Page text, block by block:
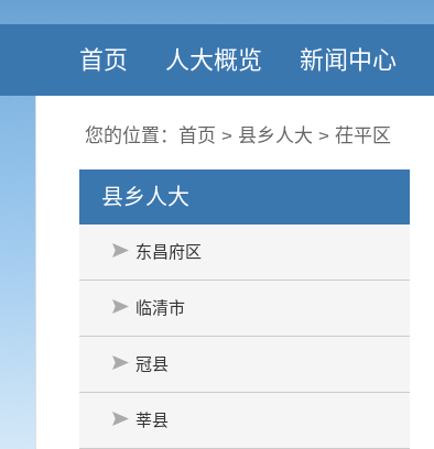
首页 人大概览 新闻中心
您的位置： 首页 > 县乡人大 > 茌平区
县乡人大
东昌府区
临清市
冠县
莘县